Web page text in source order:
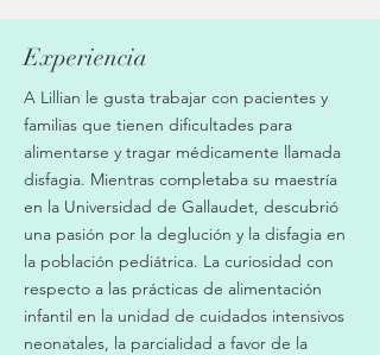
Experiencia
A Lillian le gusta trabajar con pacientes y
familias que tienen dificultades para
alimentarse y tragar médicamente llamada
disfagia. Mientras completaba su maestría
en la Universidad de Gallaudet, descubrió
una pasión por la deglución y la disfagia en
la población pediátrica. La curiosidad con
respecto a las prácticas de alimentación
infantil en la unidad de cuidados intensivos
neonatales, la parcialidad a favor de la